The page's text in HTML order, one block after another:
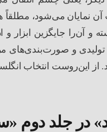
نمایان میشود، مطلقاً
و آنرا جایگزین ابزار
تولیدی و صورتبندیهای
از اینروست انتخاب
» در جلد دوم «